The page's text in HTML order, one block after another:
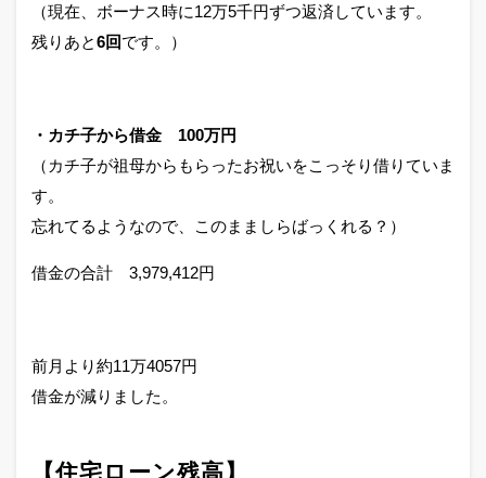
（現在、ボーナス時に12万5千円ずつ返済しています。
残りあと6回です。）
・カチ子から借金 100万円
（カチ子が祖母からもらったお祝いをこっそり借りていま
す。
忘れてるようなので、このまましらばっくれる？）
借金の合計 3,979,412円
前月より約11万4057円
借金が減りました。
【住宅ローン残高】